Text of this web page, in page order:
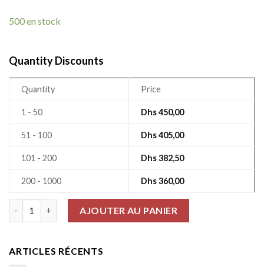
500 en stock
Quantity Discounts
Quantity Price
1 - 50 Dhs450,00
51 - 100 Dhs405,00
101 - 200 Dhs382,50
200 - 1000 Dhs360,00
AJOUTER AU PANIER
ARTICLES RÉCENTS